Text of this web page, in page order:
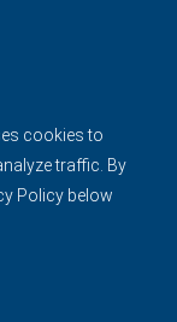
cookies to
traffic. By
Policy below